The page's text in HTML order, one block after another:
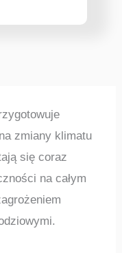
zmiany klimatu
się coraz
na całym